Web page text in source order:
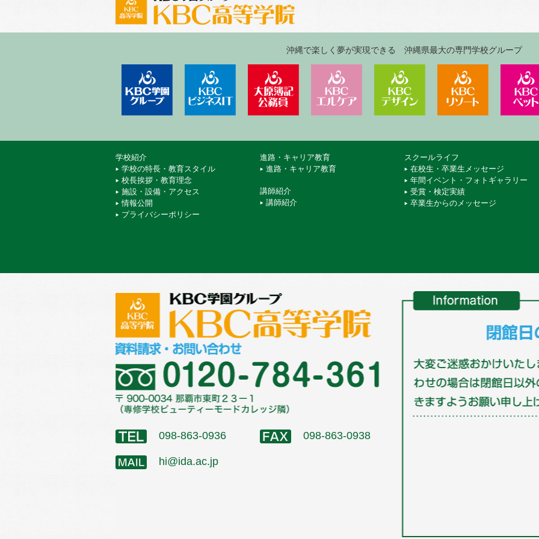
沖縄で楽しく夢が実現できる 沖縄県最大の専門学校グループ
学校法人 KBC学園KBCビジネス＆IT専門学校KBC沖縄大原簿記公務員専門学校
KBCエルケア医療保育専門学校
KBCデザイン＆アート専
KBCリゾ
学校紹介
学校の特長・教育スタイル
校長挨拶・教育理念
施設・設備・アクセス
情報公開
プライバシーポリシー
進路・キャリア教育
進路・キャリア教育
講師紹介
講師紹介
スクールライフ
在校生・卒業生メッセージ
年間イベント・フォトギャラリー
受賞・検定実績
卒業生からのメッセージ
098-863-0936 098-863-0938
hi@ida.ac.jp